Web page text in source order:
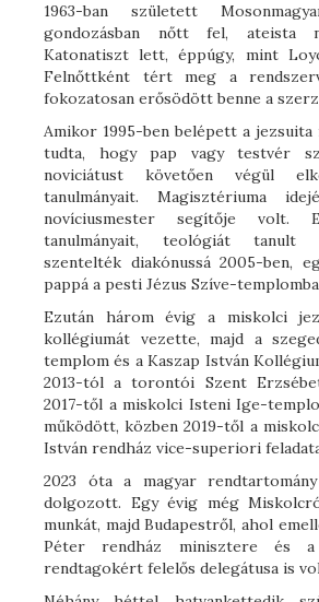
1963-ban született
gondozásban nőtt fel, ateista
Katonatiszt lett, éppúgy, mint
Felnőttként tért meg a
fokozatosan erősödött benne a
Amikor 1995-ben belépett a jezsuita
tudta, hogy pap vagy testvér
noviciátust követően végül
tanulmányait. Magisztériuma
novíciusmester segítője volt.
tanulmányait, teológiát tanult
szentelték diakónussá 2005-ben,
pappá a pesti Jézus Szíve-
Ezután három évig a miskolci
kollégiumát vezette, majd a
templom és a Kaszap István
2013-tól a torontói Szent
2017-től a miskolci Isteni Ige-
működött, közben 2019-től a
István rendház vice-superiori
2023 óta a magyar
dolgozott. Egy évig még
munkát, majd Budapestről, ahol
Péter rendház minisztere és
rendtagokért felelős delegátusa is